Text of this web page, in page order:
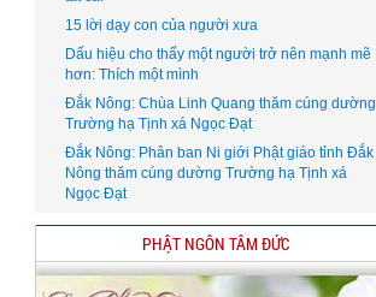
15 lời dạy con của người xưa
Dấu hiệu cho thấy một người trở nên mạnh mẽ
hơn: Thích một mình
Đắk Nông: Chùa Linh Quang thăm cúng dường
Trường hạ Tịnh xá Ngọc Đạt
Đắk Nông: Phân ban Ni giới Phật giáo tỉnh Đắk
Nông thăm cúng dường Trường hạ Tịnh xá
Ngọc Đạt
PHẬT NGÔN TÂM ĐỨC